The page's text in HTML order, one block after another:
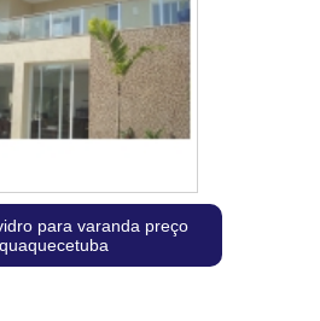
para varanda preço